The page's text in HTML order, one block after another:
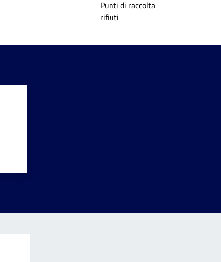
Punti di raccolta
rifiuti